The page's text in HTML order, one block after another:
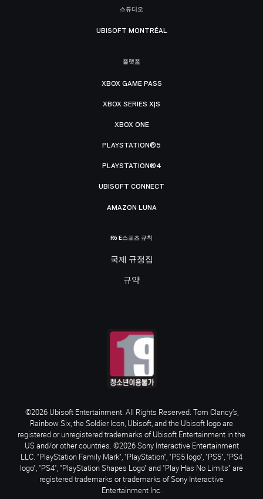
스튜디오
UBISOFT MONTRÉAL
플랫폼
XBOX GAME PASS
XBOX SERIES X|S
XBOX ONE
PLAYSTATION®5
PLAYSTATION®4
UBISOFT CONNECT
AMAZON LUNA
R6 E스포츠 규칙
국제 규정집
규약
©2026 Ubisoft Entertainment. All Rights Reserved. Tom Clancy’s,
Rainbow Six, the Soldier Icon, Ubisoft, and the Ubisoft logo are
registered or unregistered trademarks of Ubisoft Entertainment in the
US and/or other countries. ©2026 Sony Interactive Entertainment
LLC. "PlayStation Family Mark", "PlayStation", "PS5 logo", "PS5", "PS4
logo", "PS4", "PlayStation Shapes Logo" and "Play Has No Limits" are
registered trademarks or trademarks of Sony Interactive
Entertainment Inc.